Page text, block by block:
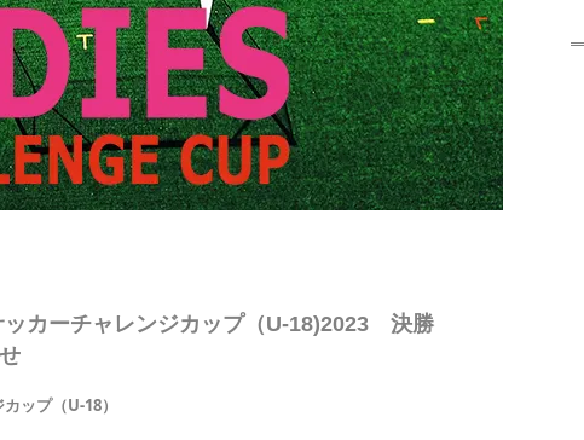
ッカーチャレンジカップ（U-18)2023 決勝
ップ（U-18）